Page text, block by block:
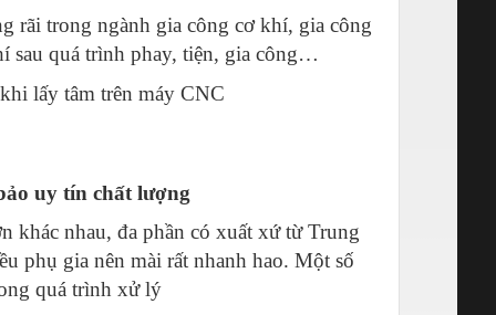
rãi trong ngành gia công cơ khí, gia công
sau quá trình phay, tiện, gia công…
lấy tâm trên máy CNC
uy tín chất lượng
khác nhau, đa phần có xuất xứ từ Trung
phụ gia nên mài rất nhanh hao. Một số
quá trình xử lý